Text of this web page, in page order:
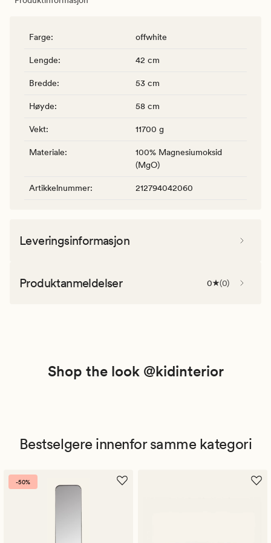
Farge: offwhite
Lengde: 42 cm
Bredde: 53 cm
Høyde: 58 cm
Vekt: 11700 g
Materiale:
100% Magnesiumoksid
(MgO)
Artikkelnummer: 212794042060
Leveringsinformasjon
Produktanmeldelser 0 (0)
Shop the look @kidinterior
Bestselgere innenfor samme kategori
-50%